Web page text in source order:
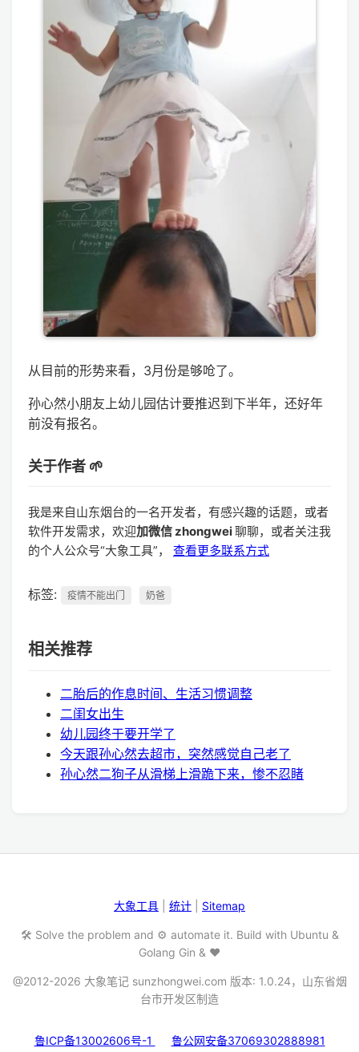
从目前的形势来看，3月份是够呛了。
孙心然小朋友上幼儿园估计要推迟到下半年，还好年
前没有报名。
关于作者 🌱
我是来自山东烟台的一名开发者，有感兴趣的话题，或者
软件开发需求，欢迎加微信 zhongwei聊聊，或者关注我
的个人公众号“大象工具”， 查看更多联系方式
标签: 疫情不能出门 奶爸
相关推荐
二胎后的作息时间、生活习惯调整
二闺女出生
幼儿园终于要开学了
今天跟孙心然去超市，突然感觉自己老了
孙心然二狗子从滑梯上滑跪下来，惨不忍睹
大象工具 统计 Sitemap
🛠️ Solve the problem and ⚙️ automate it. Build with Ubuntu &
Golang Gin & ❤️
@2012-2026 大象笔记 sunzhongwei.com 版本: 1.0.24，山东省烟
台市开发区制造
鲁ICP备13002606号-1 鲁公网安备37069302888981